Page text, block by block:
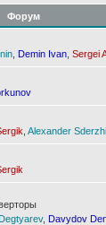
Форум
Demin Ivan Sergei
Alexander
, Davydov